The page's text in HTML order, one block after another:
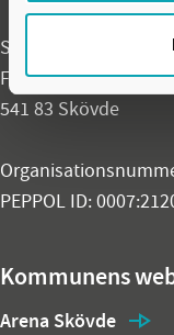
Skövde kommun
Fredsgatan 4
541 83 Skövde
PEPPOL ID:
Kommunens
Arena Skövde